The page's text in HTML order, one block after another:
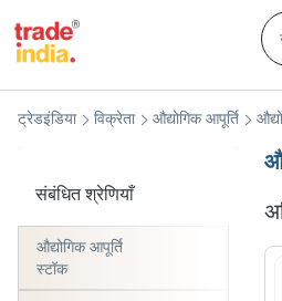
संबंधित श्रेणियाँ
औद्योगिक आपूर्ति
स्टॉक
ट्रेडइंडिया विक्रेता औद्योगिक आपूर्ति